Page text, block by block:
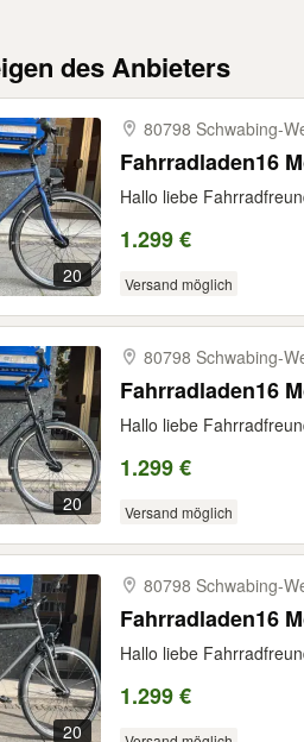
des Anbieters
20
80798 Schwabing-​
Fahrradladen16
Hallo liebe
1.299 €
Versand möglich
20
80798 Schwabing-​
Fahrradladen16
Hallo liebe
1.299 €
Versand möglich
20
80798 Schwabing-​
Fahrradladen16
Hallo liebe
1.299 €